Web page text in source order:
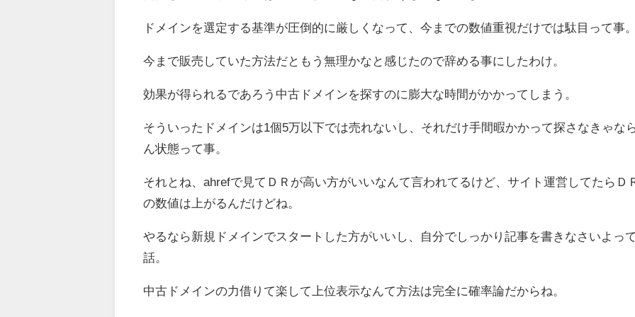
ドメインを選定する基準が圧倒的に厳しくなって、今までの数値重視だけでは駄目って事。
今まで販売していた方法だともう無理かなと感じたので辞める事にしたわけ。
効果が得られるであろう中古ドメインを探すのに膨大な時間がかかってしまう。
そういったドメインは1個5万以下では売れないし、それだけ手間暇かかって探さなきゃな
ん状態って事。
それとね、ahrefで見てＤＲが高い方がいいなんて言われてるけど、サイト運営してたらＤ
の数値は上がるんだけどね。
やるなら新規ドメインでスタートした方がいいし、自分でしっかり記事を書きなさいよって
話。
中古ドメインの力借りて楽して上位表示なんて方法は完全に確率論だからね。